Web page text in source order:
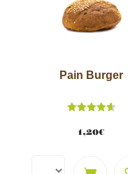
Pain Burger
4.62
sur 5
1,20€